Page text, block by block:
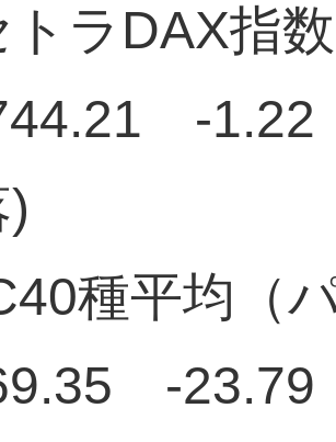
トラDAX指
-1.22
種平均（
-23.79